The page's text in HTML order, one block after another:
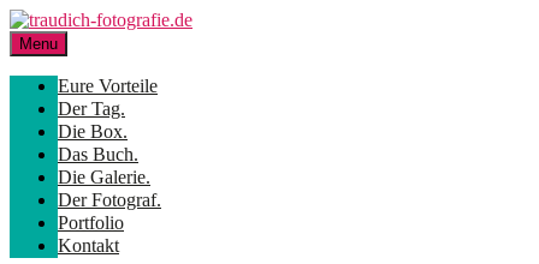
Skip
to
content
Menu
Eure Vorteile
Der Tag.
Die Box.
Das Buch.
Die Galerie.
Der Fotograf.
Portfolio
Kontakt